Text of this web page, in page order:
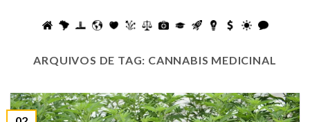
ARQUIVOS DE TAG: CANNABIS MEDICINAL